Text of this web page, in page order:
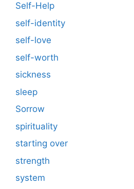
Self-Help
self-identity
self-love
self-worth
sickness
sleep
Sorrow
spirituality
starting over
strength
system